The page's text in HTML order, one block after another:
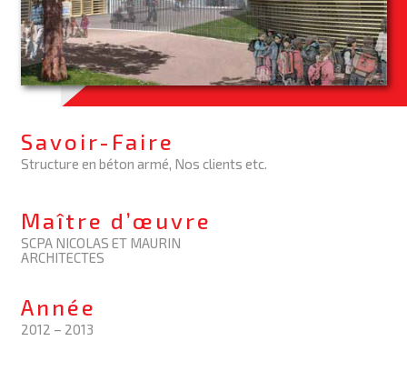
Savoir-Faire
Structure en béton armé, Nos clients etc.
Maître d’œuvre
SCPA NICOLAS ET MAURIN
ARCHITECTES
Année
2012 – 2013